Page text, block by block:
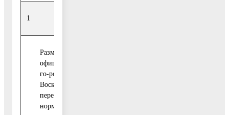
1
Размещение на
официальном сайте
го-родского округа
Воскресенск
перечней
нормативных